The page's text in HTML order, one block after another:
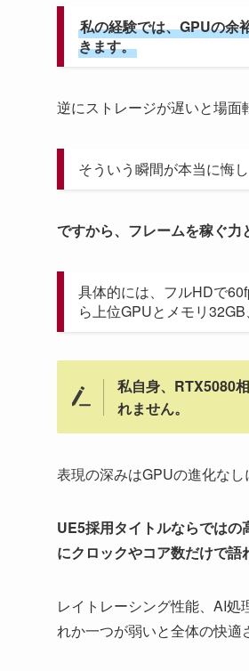
私の経験では、GPUの余
きます。
逆にストレージが遅いと場面
そういう瞬間が本当に悔し
ですから、フレームを稼ぐ力
具体的には、フルHDで
ら上位GPUとメモリ
私自身、RTX5080
れません。
表現の深みはGPUの進化なし
UE5採用タイトルならでは
にクロックやコア数だけで語
レイトレーシング性能、AI
れか一つが弱いと全体の快適